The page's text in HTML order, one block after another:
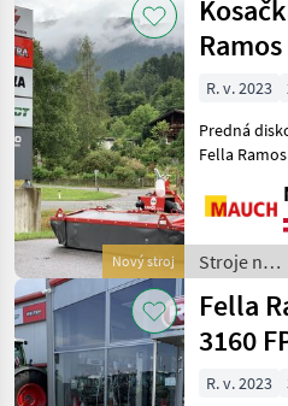
krmív /
Fella
Nový stroj
R. v. 2023
Predná
Fella
prepravná
šírka
prepravná
Stroje na
zber
krmív /
Fella
Fella
3160
R. v. 2023